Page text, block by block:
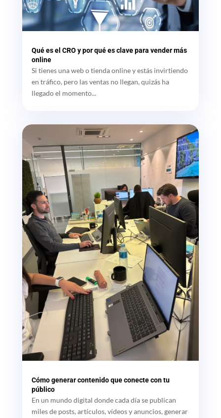
Qué es el CRO y por qué es clave para vender más
online
Si tienes una web o tienda online y estás invirtiendo
en tráfico, pero las ventas no llegan, quizás ha
llegado el momento...
Cómo generar contenido que conecte con tu
público
En un mundo digital donde cada día se publican
miles de posts, artículos, vídeos y anuncios, generar